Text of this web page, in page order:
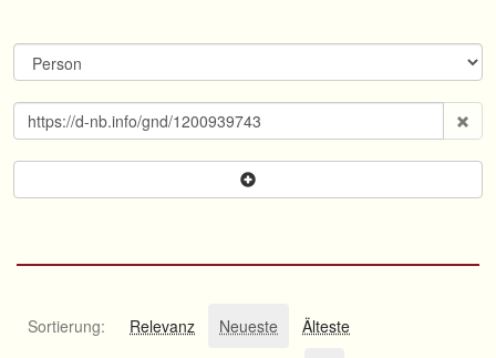
Sortierung: Relevanz Neueste
Älteste